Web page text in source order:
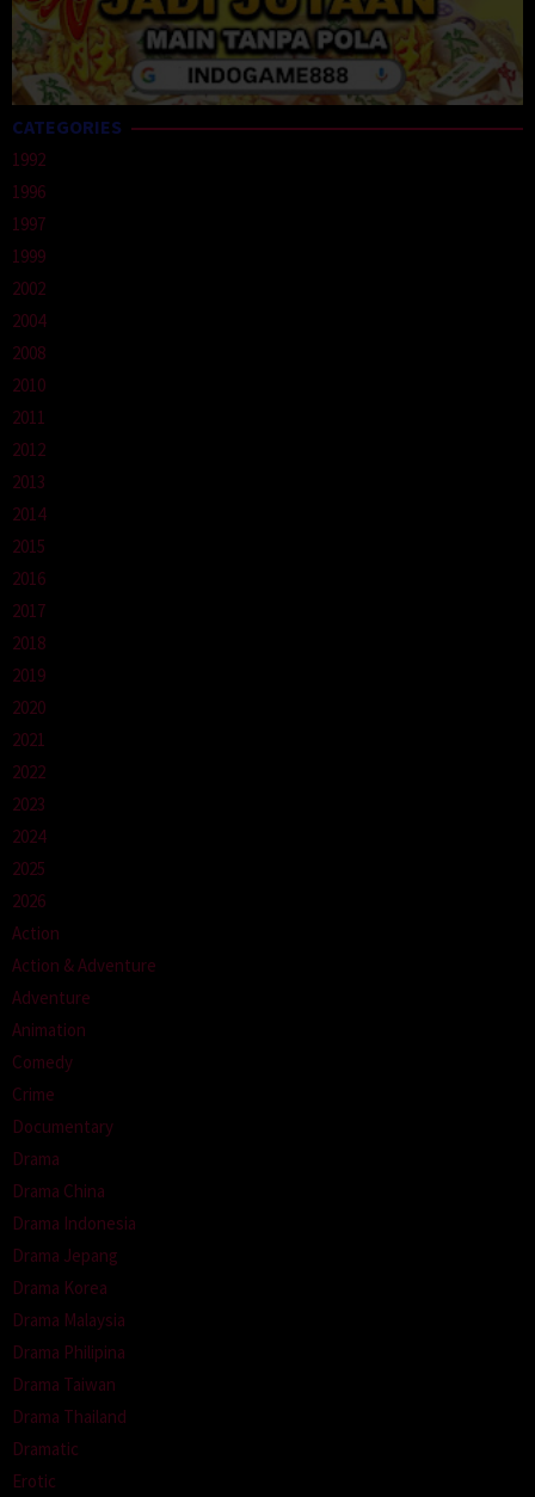
CATEGORIES
1992
1996
1997
1999
2002
2004
2008
2010
2011
2012
2013
2014
2015
2016
2017
2018
2019
2020
2021
2022
2023
2024
2025
2026
Action
Action & Adventure
Adventure
Animation
Comedy
Crime
Documentary
Drama
Drama China
Drama Indonesia
Drama Jepang
Drama Korea
Drama Malaysia
Drama Philipina
Drama Taiwan
Drama Thailand
Dramatic
Erotic